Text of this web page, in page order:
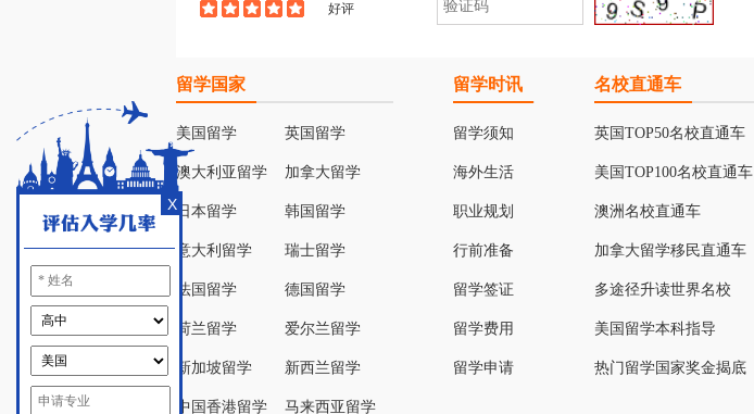
好评
X
留学国家
美国留学 英国留学
澳大利亚留学 加拿大留学
日本留学 韩国留学
意大利留学 瑞士留学
法国留学 德国留学
荷兰留学 爱尔兰留学
新加坡留学 新西兰留学
中国香港留学 马来西亚留学
留学时讯
留学须知
海外生活
职业规划
行前准备
留学签证
留学费用
留学申请
名校直通车
英国TOP50名校直通车
美国TOP100名校直通车
澳洲名校直通车
加拿大留学移民直通车
多途径升读世界名校
美国留学本科指导
热门留学国家奖金揭底